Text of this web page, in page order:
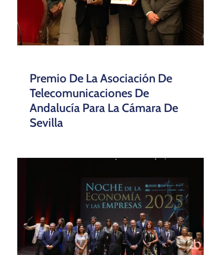
Premio De La Asociación De
Telecomunicaciones De
Andalucía Para La Cámara De
Sevilla